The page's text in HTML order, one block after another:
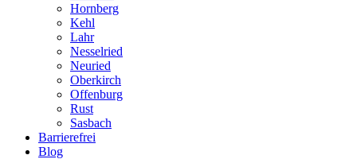
Hornberg
Kehl
Lahr
Nesselried
Neuried
Oberkirch
Offenburg
Rust
Sasbach
Barrierefrei
Blog